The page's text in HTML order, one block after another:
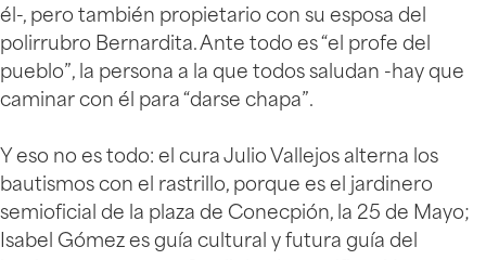
él-, pero también propietario con su esposa del
polirrubro Bernardita. Ante todo es “el profe del
pueblo”, la persona a la que todos saludan -hay que
caminar con él para “darse chapa”.
Y eso no es todo: el cura Julio Vallejos alterna los
bautismos con el rastrillo, porque es el jardinero
semioficial de la plaza de Conecpión, la 25 de Mayo;
Isabel Gómez es guía cultural y futura guía del